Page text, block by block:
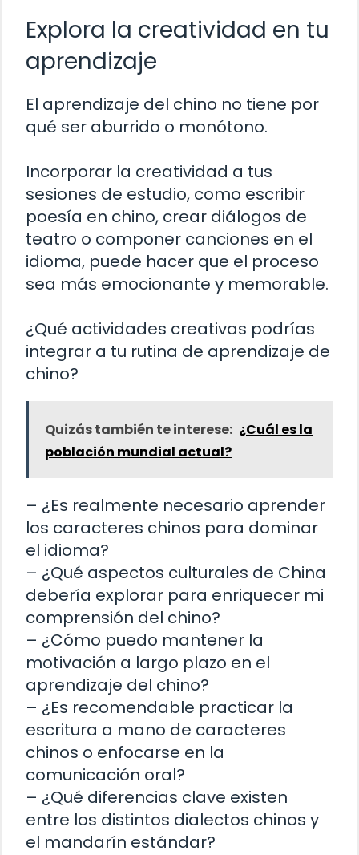
Explora la creatividad en tu
aprendizaje
El aprendizaje del chino no tiene por
qué ser aburrido o monótono.
Incorporar la creatividad a tus
sesiones de estudio, como escribir
poesía en chino, crear diálogos de
teatro o componer canciones en el
idioma, puede hacer que el proceso
sea más emocionante y memorable.
¿Qué actividades creativas podrías
integrar a tu rutina de aprendizaje de
chino?
Quizás también te interese: ¿Cuál es la
población mundial actual?
– ¿Es realmente necesario aprender
los caracteres chinos para dominar
el idioma?
– ¿Qué aspectos culturales de China
debería explorar para enriquecer mi
comprensión del chino?
– ¿Cómo puedo mantener la
motivación a largo plazo en el
aprendizaje del chino?
– ¿Es recomendable practicar la
escritura a mano de caracteres
chinos o enfocarse en la
comunicación oral?
– ¿Qué diferencias clave existen
entre los distintos dialectos chinos y
el mandarín estándar?